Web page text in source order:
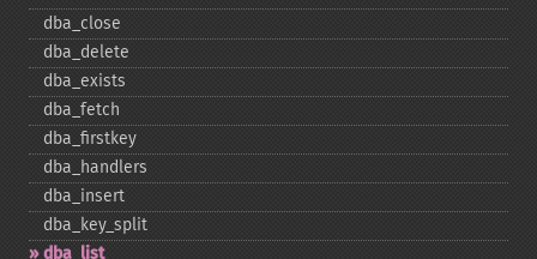
dba_​close
dba_​delete
dba_​exists
dba_​fetch
dba_​firstkey
dba_​handlers
dba_​insert
dba_​key_​split
dba_​list